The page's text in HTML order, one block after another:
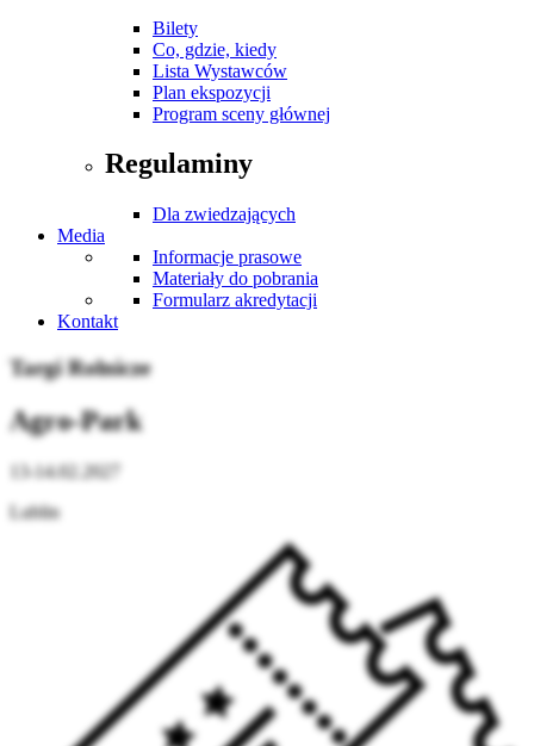
Bilety
Co, gdzie, kiedy
Lista Wystawców
Plan ekspozycji
Program sceny głównej
Regulaminy
Dla zwiedzających
Media
Informacje prasowe
Materiały do pobrania
Formularz akredytacji
Kontakt
Targi Rolnicze
Agro-Park
13-14.02.2027
Lublin